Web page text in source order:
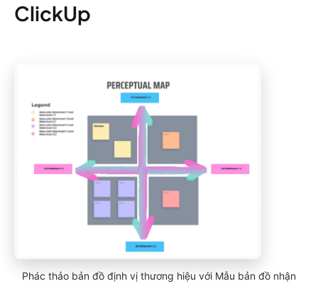
ClickUp
Phác thảo bản đồ định vị thương hiệu với Mẫu bản đồ nhận